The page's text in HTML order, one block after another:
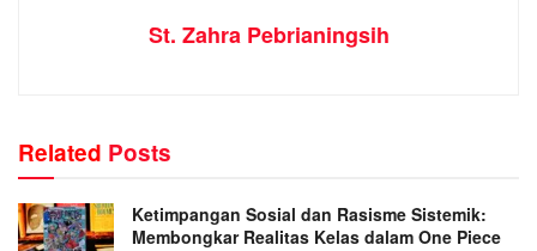
St. Zahra Pebrianingsih
Related Posts
Ketimpangan Sosial dan Rasisme Sistemik:
Membongkar Realitas Kelas dalam One Piece